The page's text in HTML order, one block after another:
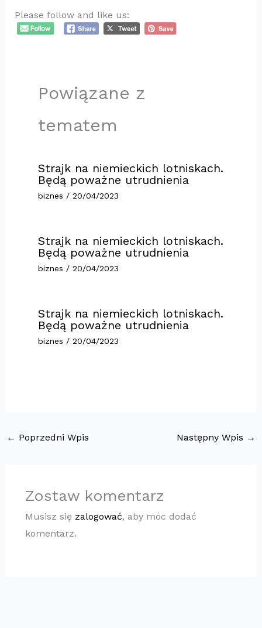
Please follow and like us:
Powiązane z
tematem
Strajk na niemieckich lotniskach.
Będą poważne utrudnienia
biznes / 20/04/2023
Strajk na niemieckich lotniskach.
Będą poważne utrudnienia
biznes / 20/04/2023
Strajk na niemieckich lotniskach.
Będą poważne utrudnienia
biznes / 20/04/2023
← Poprzedni Wpis Następny Wpis →
Zostaw komentarz
Musisz się zalogować, aby móc dodać
komentarz.